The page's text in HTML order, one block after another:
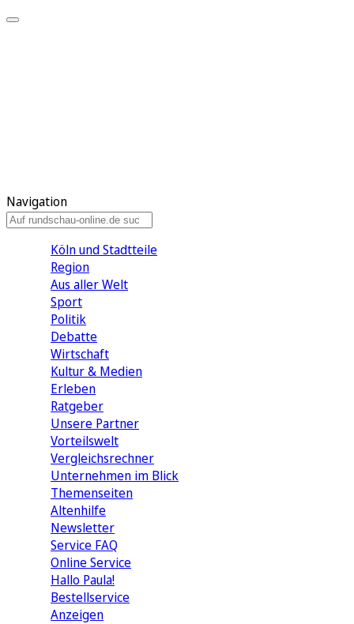
Navigation
Köln und Stadtteile
Region
Aus aller Welt
Sport
Politik
Debatte
Wirtschaft
Kultur & Medien
Erleben
Ratgeber
Unsere Partner
Vorteilswelt
Vergleichsrechner
Unternehmen im Blick
Themenseiten
Altenhilfe
Newsletter
Service FAQ
Online Service
Hallo Paula!
Bestellservice
Anzeigen